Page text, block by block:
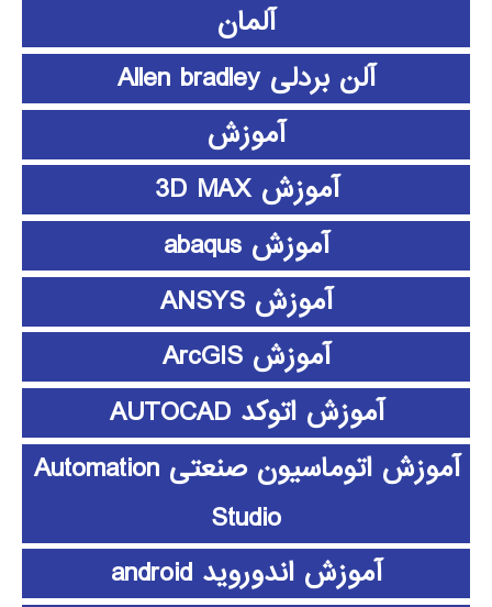
آلمان
آلن بردلی Allen bradley
آموزش
آموزش 3D MAX
آموزش abaqus
آموزش ANSYS
آموزش ArcGIS
آموزش اتوکد AUTOCAD
آموزش اتوماسیون صنعتی Automation
Studio
آموزش اندوروید android